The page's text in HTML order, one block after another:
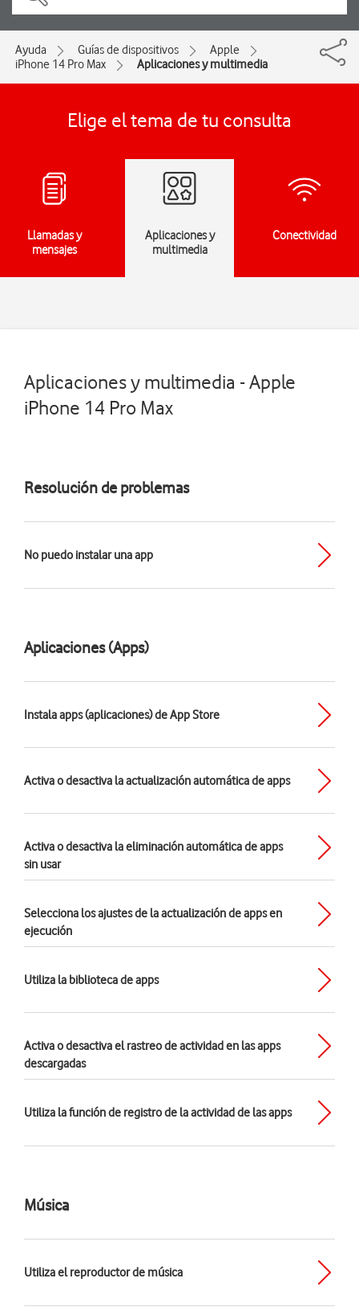
Ayuda Guías de dispositivos
Apple
iPhone 14 Pro Max
Aplicaciones y multimedia
Elige el tema de tu consulta
Llamadas y
mensajes
Aplicaciones y
multimedia
Conectividad
Aplicaciones y multimedia - Apple
iPhone 14 Pro Max
Resolución de problemas
No puedo instalar una app
Aplicaciones (Apps)
Instala apps (aplicaciones) de App Store
Activa o desactiva la actualización automática de apps
Activa o desactiva la eliminación automática de apps
sin usar
Selecciona los ajustes de la actualización de apps en
ejecución
Utiliza la biblioteca de apps
Activa o desactiva el rastreo de actividad en las apps
descargadas
Utiliza la función de registro de la actividad de las apps
Música
Utiliza el reproductor de música